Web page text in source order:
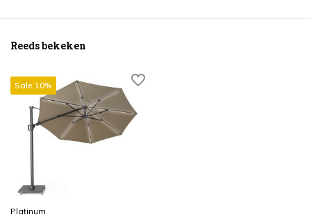
Reeds bekeken
Sale 10%
Platinum